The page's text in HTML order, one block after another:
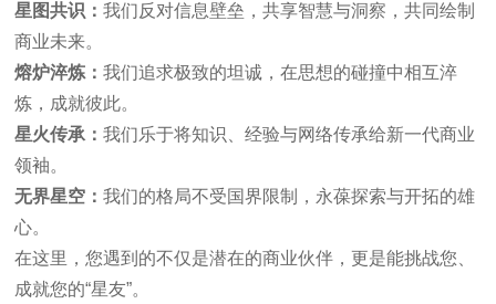
星图共识：我们反对信息壁垒，共享智慧与洞察，共同绘制
商业未来。
熔炉淬炼：我们追求极致的坦诚，在思想的碰撞中相互淬
炼，成就彼此。
星火传承：我们乐于将知识、经验与网络传承给新一代商业
领袖。
无界星空：我们的格局不受国界限制，永葆探索与开拓的雄
心。
在这里，您遇到的不仅是潜在的商业伙伴，更是能挑战您、
成就您的“星友”。